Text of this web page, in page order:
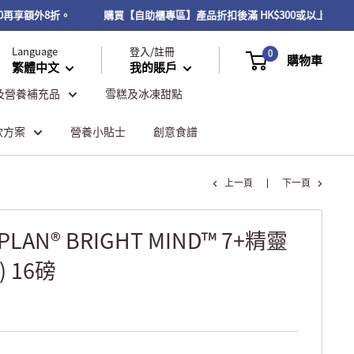
額外8折。 購買【自助櫃專區】產品折扣後滿 HK$300或以上，可
Language
繁體中文
登入/註冊
我的賬戶
0 購物車
營養補充品 雪糕及冰凍甜點
方案 營養小貼士 創意食譜
上一頁 下一頁
BRIGHT MIND™ 7+精靈
16磅